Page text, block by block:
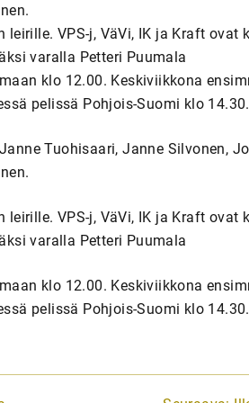
VPS-j, VäVi, IK ja Kraft ovat
varalla Petteri Puumala
klo 12.00. Keskiviikkona
pelissä Pohjois-Suomi klo 14.30.
Tuohisaari, Janne Silvonen,
VPS-j, VäVi, IK ja Kraft ovat
varalla Petteri Puumala
klo 12.00. Keskiviikkona
pelissä Pohjois-Suomi klo 14.30.